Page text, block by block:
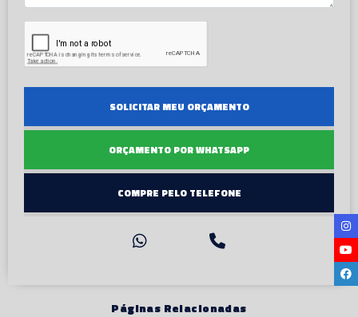
SOLICITAR MEU ORÇAMENTO
ORÇAMENTO POR WHATSAPP
COMPRE PELO TELEFONE
Páginas Relacionadas